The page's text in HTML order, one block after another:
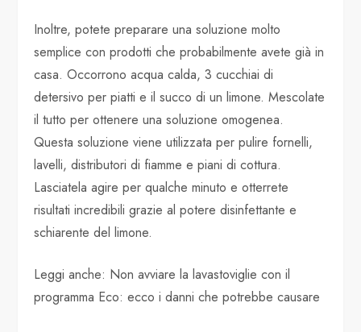
Inoltre, potete preparare una soluzione molto
semplice con prodotti che probabilmente avete già in
casa. Occorrono acqua calda, 3 cucchiai di
detersivo per piatti e il succo di un limone. Mescolate
il tutto per ottenere una soluzione omogenea.
Questa soluzione viene utilizzata per pulire fornelli,
lavelli, distributori di fiamme e piani di cottura.
Lasciatela agire per qualche minuto e otterrete
risultati incredibili grazie al potere disinfettante e
schiarente del limone.
Leggi anche: Non avviare la lavastoviglie con il
programma Eco: ecco i danni che potrebbe causare